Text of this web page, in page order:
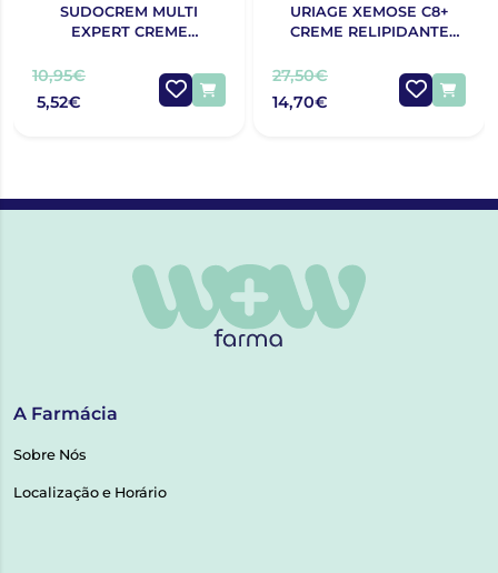
SUDOCREM MULTI
EXPERT CREME
10,95€
5,52€
URIAGE XEMOSE C8+
CREME RELIPIDANTE
27,50€
14,70€
A Farmácia
Sobre Nós
Localização e Horário